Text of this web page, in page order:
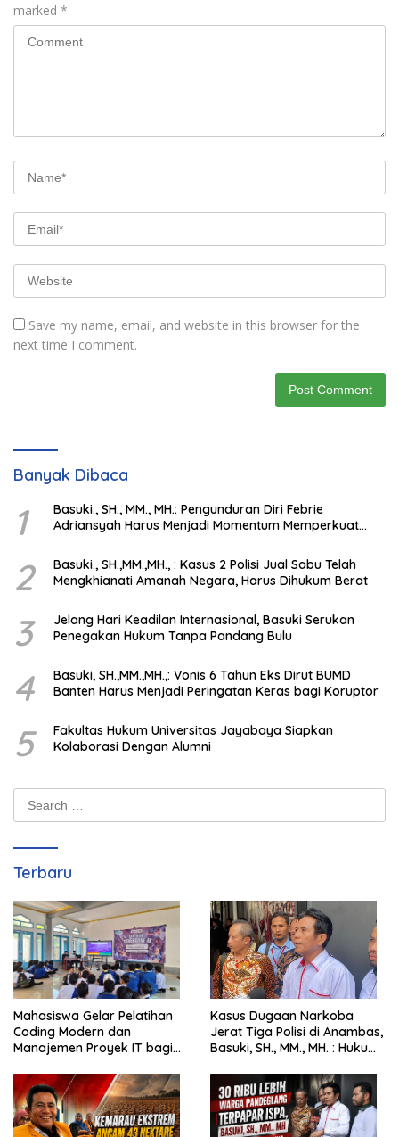
marked *
Save my name, email, and website in this browser for the
next time I comment.
Banyak Dibaca
1
Basuki., SH., MM., MH.: Pengunduran Diri Febrie
Adriansyah Harus Menjadi Momentum Memperkuat
2
Basuki., SH.,MM.,MH., : Kasus 2 Polisi Jual Sabu Telah
Mengkhianati Amanah Negara, Harus Dihukum Berat
3
Jelang Hari Keadilan Internasional, Basuki Serukan
Penegakan Hukum Tanpa Pandang Bulu
4
Basuki, SH.,MM.,MH.,: Vonis 6 Tahun Eks Dirut BUMD
Banten Harus Menjadi Peringatan Keras bagi Koruptor
5
Fakultas Hukum Universitas Jayabaya Siapkan
Kolaborasi Dengan Alumni
Terbaru
Mahasiswa Gelar Pelatihan
Coding Modern dan
Manajemen Proyek IT bagi
Kasus Dugaan Narkoba
Jerat Tiga Polisi di Anambas,
Basuki, SH., MM., MH. : Hukum